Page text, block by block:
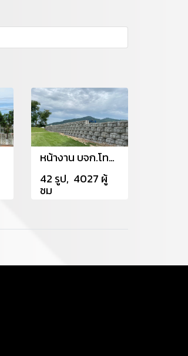
หน้างาน บจก.โทฟุ อินโนเวชั่น อ.บ้านฉาง จ.ระยอง
42 รูป, 4027 ผู้
ชม